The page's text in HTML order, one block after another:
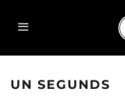
UN SEGUNDS